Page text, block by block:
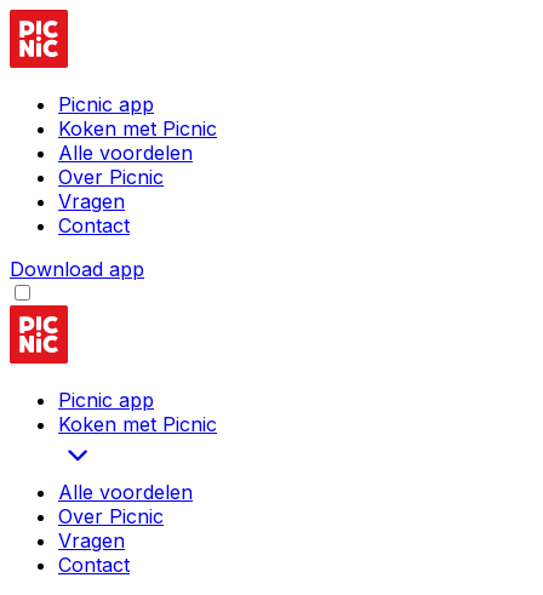
Picnic app
Koken met Picnic
Alle voordelen
Over Picnic
Vragen
Contact
Download app
Picnic app
Koken met Picnic
Alle voordelen
Over Picnic
Vragen
Contact